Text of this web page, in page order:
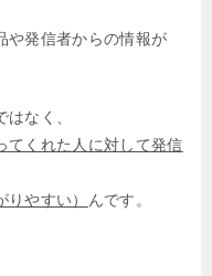
や発信者からの情報が
なく、
てくれた人に対して発信
やすい）
んです。